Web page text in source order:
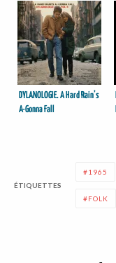
DYLANOLOGIE. A Hard Rain’s
A-Gonna Fall
ÉTIQUETTES
1965
FOLK